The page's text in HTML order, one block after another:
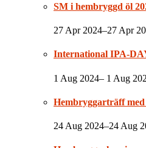
SM i hembryggd öl
27 Apr 2024–27 Apr
International IPA-
1 Aug 2024– 1 Aug
Hembryggarträff med
24 Aug 2024–24 Aug